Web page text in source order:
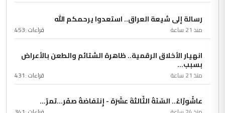
رسالة إلى شيعة العراق.. استعدوا يرحمكم الله
منذ 21 ساعة قراءات :453
انهيار الأخلاق الرقمية.. ظاهرة الشتائم والطعن بالأعراض
بسبب...
منذ 21 ساعة قراءات :431
عاشُورْاءُ.. السّنَةُ الثّالثةَ عشَرَة - إِنتفاضةُ صفَر…تمرّ...